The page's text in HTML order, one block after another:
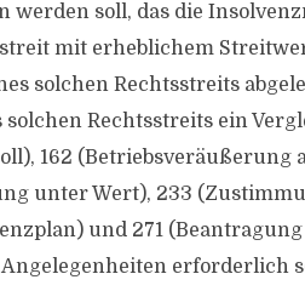
werden soll, das die
mit erheblichem
solchen Rechtsstreits
Rechtsstreits ein
162 (Betriebsveräußerung
unter Wert), 233
und 271
erforderlich